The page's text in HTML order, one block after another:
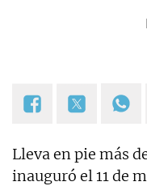
Lleva en pie más
inauguró el 11 de